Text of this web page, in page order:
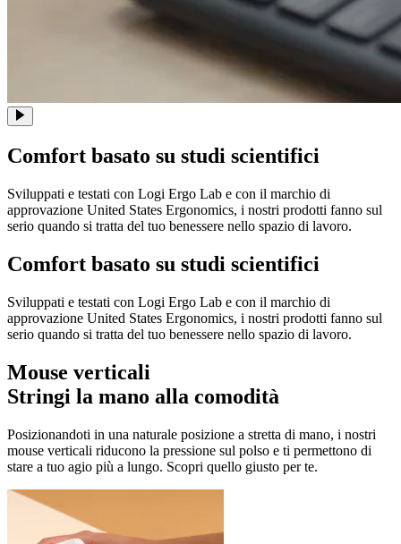
Comfort basato su studi scientifici
Sviluppati e testati con Logi Ergo Lab e con il marchio di
approvazione United States Ergonomics, i nostri prodotti fanno sul
serio quando si tratta del tuo benessere nello spazio di lavoro.
Comfort basato su studi scientifici
Sviluppati e testati con Logi Ergo Lab e con il marchio di
approvazione United States Ergonomics, i nostri prodotti fanno sul
serio quando si tratta del tuo benessere nello spazio di lavoro.
Mouse verticali
Stringi la mano alla comodità
Posizionandoti in una naturale posizione a stretta di mano, i nostri
mouse verticali riducono la pressione sul polso e ti permettono di
stare a tuo agio più a lungo. Scopri quello giusto per te.